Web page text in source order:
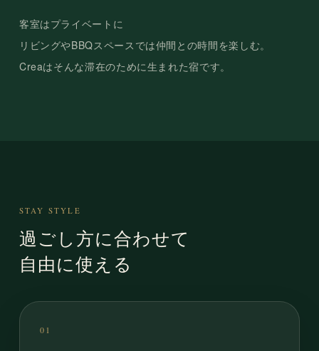
客室はプライベートに
リビングやBBQスペースでは仲間との時間を楽しむ。
Creaはそんな滞在のために生まれた宿です。
STAY STYLE
過ごし方に合わせて
自由に使える
01